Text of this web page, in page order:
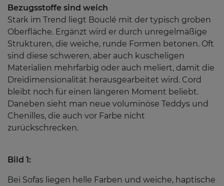
Bezugsstoffe sind weich
Stark im Trend liegt Bouclé mit der typisch groben
Oberfläche. Ergänzt wird er durch unregelmäßige
Strukturen, die weiche, runde Formen betonen. Oft
sind diese schweren, aber auch kuscheligen
Materialien mehrfarbig oder auch meliert, damit die
Dreidimensionalität herausgearbeitet wird. Cord
bleibt noch für einen längeren Moment beliebt.
Daneben sieht man neue voluminöse Teddys und
Chenilles, die auch vor Farbe nicht
zurückschrecken.
Bild 1:
Bei Sofas liegen helle Farben und weiche, haptische